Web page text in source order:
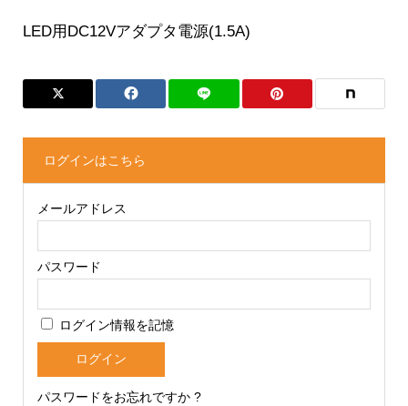
LED用DC12Vアダプタ電源(1.5A)
ログインはこちら
メールアドレス
パスワード
ログイン情報を記憶
パスワードをお忘れですか ?